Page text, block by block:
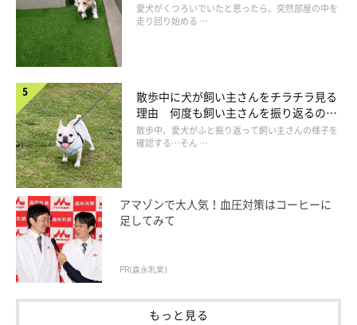
愛犬がくつろいでいたと思ったら、突然部屋の中を
走り回り始める …
散歩中に犬が飼い主さんをチラチラ見る
理由 何度も飼い主さんを振り返るのは
なぜ？
散歩中、愛犬がふと振り返って飼い主さんの様子を
確認する…そん …
アマゾンで大人気！血圧対策はコーヒーに
足してみて
PR(森永乳業)
もっと見る